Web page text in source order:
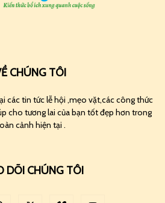
CHÚNG TÔI
các tin tức lễ hội ,mẹo vặt,các công thức
cho tương lai của bạn tốt đẹp hơn trong
cảnh hiện tại .
DÕI CHÚNG TÔI